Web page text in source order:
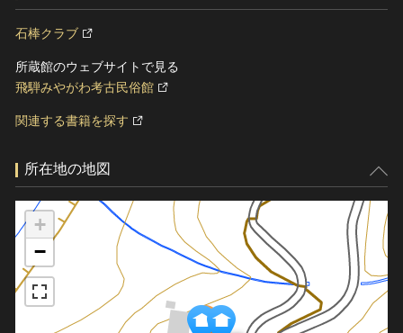
石棒クラブ
所蔵館のウェブサイトで見る
飛騨みやがわ考古民俗館
関連する書籍を探す
所在地の地図
+
−